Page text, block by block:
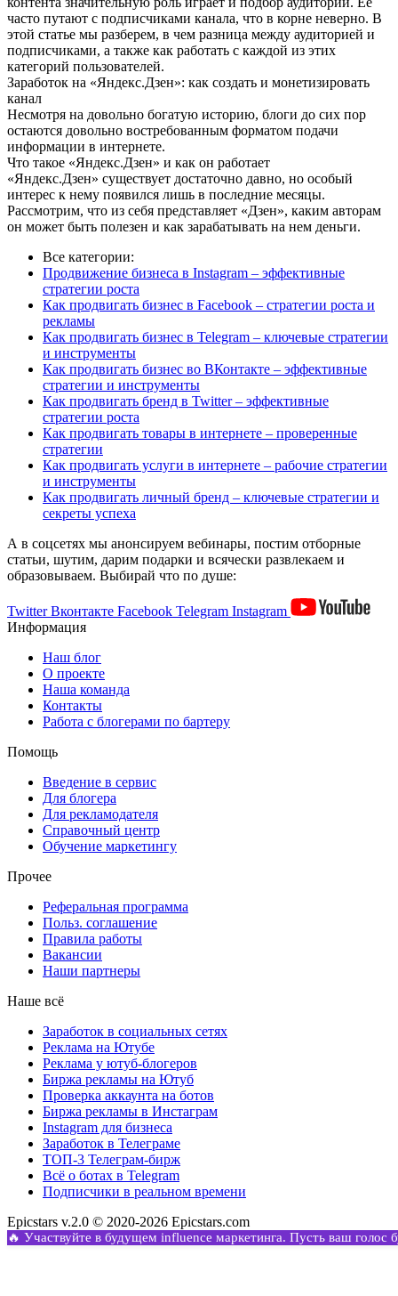
часто путают с подписчиками канала, что в корне неверно. В
этой статье мы разберем, в чем разница между аудиторией и
подписчиками, а также как работать с каждой из этих
категорий пользователей.
Заработок на «Яндекс.Дзен»: как создать и монетизировать
канал
Несмотря на довольно богатую историю, блоги до сих пор
остаются довольно востребованным форматом подачи
информации в интернете.
Что такое «Яндекс.Дзен» и как он работает
«Яндекс.Дзен» существует достаточно давно, но особый
интерес к нему появился лишь в последние месяцы.
Рассмотрим, что из себя представляет «Дзен», каким авторам
он может быть полезен и как зарабатывать на нем деньги.
Все категории:
Продвижение бизнеса в Instagram – эффективные
стратегии роста
Как продвигать бизнес в Facebook – стратегии роста и
рекламы
Как продвигать бизнес в Telegram – ключевые стратегии
и инструменты
Как продвигать бизнес во ВКонтакте – эффективные
стратегии и инструменты
Как продвигать бренд в Twitter – эффективные
стратегии роста
Как продвигать товары в интернете – проверенные
стратегии
Как продвигать услуги в интернете – рабочие стратегии
и инструменты
Как продвигать личный бренд – ключевые стратегии и
секреты успеха
А в соцсетях мы анонсируем вебинары, постим отборные
статьи, шутим, дарим подарки и всячески развлекаем и
образовываем. Выбирай что по душе:
TwitterВконтакте Facebook Telegram Instagram
Информация
Наш блог
О проекте
Наша команда
Контакты
Работа с блогерами по бартеру
Помощь
Введение в сервис
Для блогера
Для рекламодателя
Справочный центр
Обучение маркетингу
Прочее
Реферальная программа
Польз. соглашение
Правила работы
Вакансии
Наши партнеры
Наше всё
Заработок в социальных сетях
Реклама на Ютубе
Реклама у ютуб-блогеров
Биржа рекламы на Ютуб
Проверка аккаунта на ботов
Биржа рекламы в Инстаграм
Instagram для бизнеса
Заработок в Телеграме
ТОП-3 Телеграм-бирж
Всё о ботах в Telegram
Подписчики в реальном времени
Epicstars v.2.0 © 2020-2026 Epicstars.com
🔥 Участвуйте в будущем influence маркетинга. Пусть ваш голос